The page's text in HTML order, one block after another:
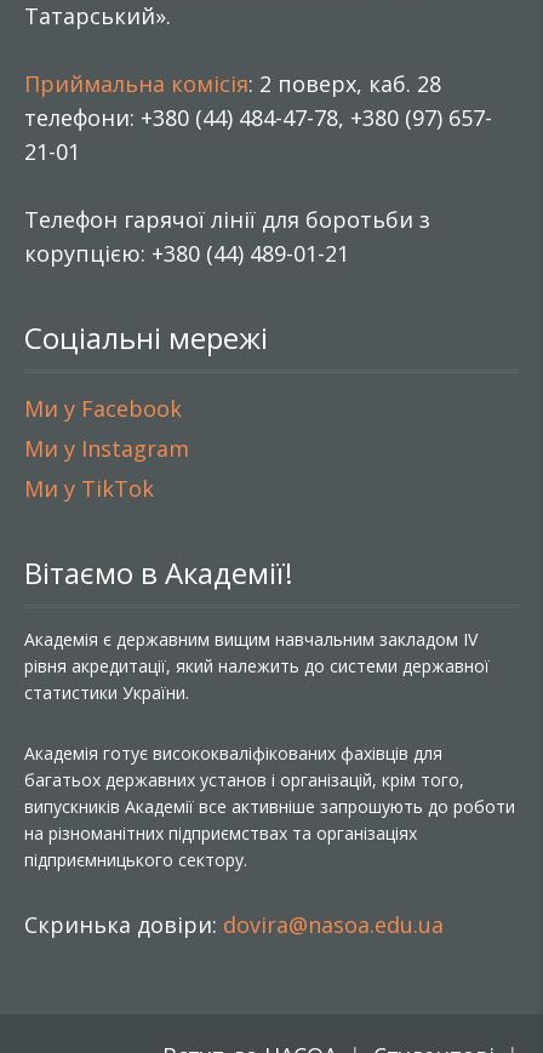
Татарський».
Приймальна комісія: 2 поверх, каб. 28
телефони: +380 (44) 484-47-78, +380 (97) 657-
21-01
Телефон гарячої лінії для боротьби з
корупцією: +380 (44) 489-01-21
Соціальні мережі
Ми у Facebook
Ми у Instagram
Ми у TikTok
Вітаємо в Академії!
Академія є державним вищим навчальним закладом IV
рівня акредитації, який належить до системи державної
статистики України.
Академія готує висококваліфікованих фахівців для
багатьох державних установ і організацій, крім того,
випускників Академії все активніше запрошують до роботи
на різноманітних підприємствах та організаціях
підприємницького сектору.
Скринька довіри: dovira@nasoa.edu.ua